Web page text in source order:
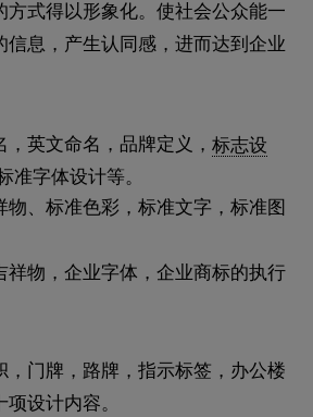
方式得以形象化。使社会公众能一
信息，产生认同感，进而达到企业
英文命名，品牌定义， 标志设
准字体设计等。
、标准色彩，标准文字，标准图
祥物，企业字体，企业商标的执行
，门牌，路牌，指示标签，办公楼
设计内容。